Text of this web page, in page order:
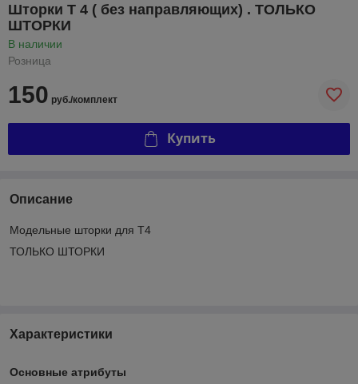
Шторки Т 4 ( без направляющих) . ТОЛЬКО
ШТОРКИ
В наличии
Розница
150 руб./комплект
Купить
Описание
Модельные шторки для Т4
ТОЛЬКО ШТОРКИ
Характеристики
Основные атрибуты